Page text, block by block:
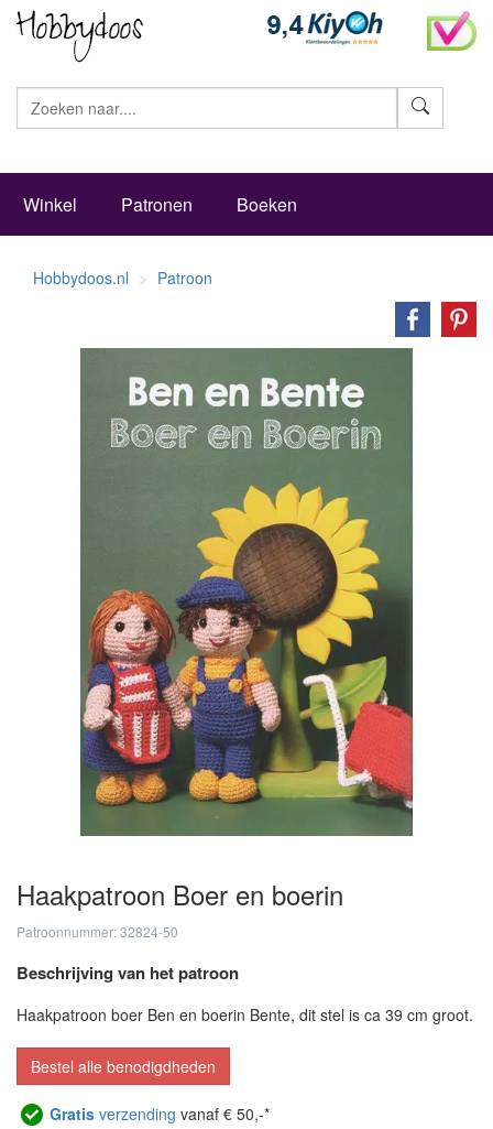
Winkel Patronen Boeken
Hobbydoos.nl Patroon
Haakpatroon Boer en boerin
Patroonnummer: 32824-50
Beschrijving van het patroon
Haakpatroon boer Ben en boerin Bente, dit stel is ca 39 cm groot.
Bestel alle benodigdheden
Gratis verzending vanaf € 50,-*